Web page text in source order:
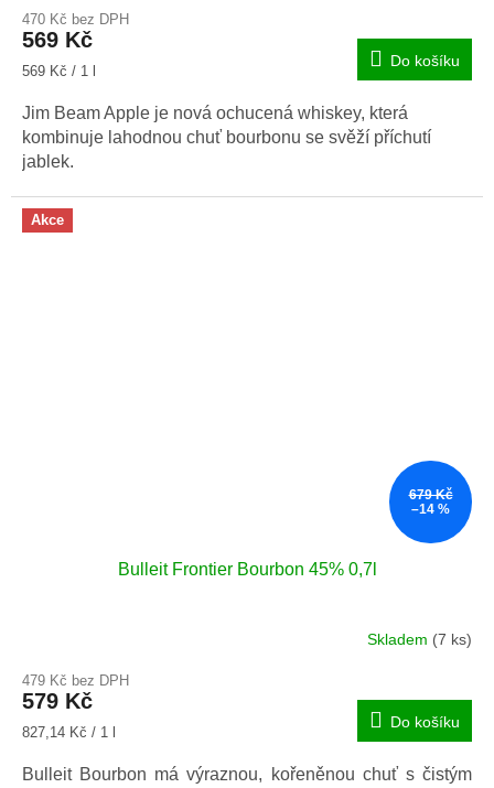
produktu
je
3,0
5
hvězdiček.
470 Kč bez DPH
569 Kč
Měrná
569 Kč / 1 l
Do košíku
Jim Beam Apple je nová ochucená whiskey, která
kombinuje lahodnou chuť bourbonu se svěží příchutí
jablek.
Akce
679 Kč
–14 %
Bulleit Frontier Bourbon 45% 0,7l
Skladem (7 ks)
479 Kč bez DPH
579 Kč
Měrná
827,14 Kč / 1 l
Do košíku
Bulleit Bourbon má výraznou, kořeněnou chuť s čistým